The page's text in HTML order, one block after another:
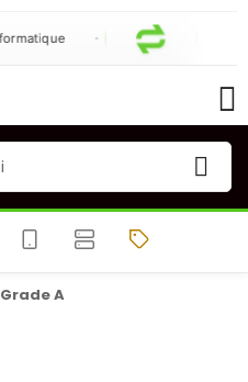
Grade A